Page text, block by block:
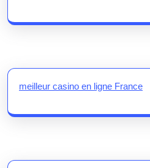
meilleur casino en ligne France